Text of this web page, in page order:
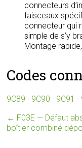
connecteurs
faisceaux
connecteur qui
simple de s’y
Montage
Codes
9C89 · 9C90 · 9C91 ·
← F03E — Défaut
boîtier combiné